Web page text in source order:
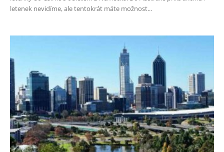
letenek nevidíme, ale tentokrát máte možnost...